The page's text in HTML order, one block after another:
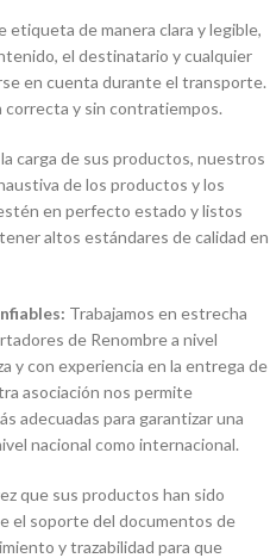
etiqueta de manera clara y legible,
el destinatario y cualquier
en cuenta durante el transporte.
correcta y sin contratiempos.
carga de sus productos, nuestros
de los productos y los
en perfecto estado y listos
altos estándares de calidad en
Trabajamos en estrecha
de Renombre a nivel
y con experiencia en la entrega de
asociación nos permite
adecuadas para garantizar una
nacional como internacional.
que sus productos han sido
el soporte del documentos de
y trazabilidad para que